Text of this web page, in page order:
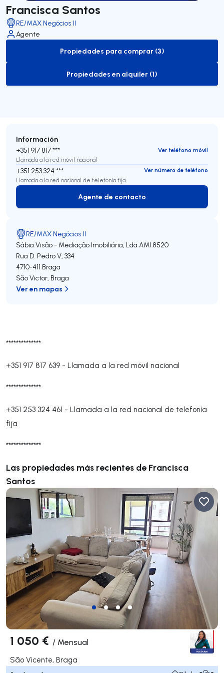
Francisca Santos
RE/MAX Negócios II
Agente
to-buy-listing
Propiedades para comprar (3)
to-rent-listing
Propiedades en alquiler (1)
**************
+351 917 817 639 - Llamada a la red móvil nacional
**************
+351 253 324 461 - Llamada a la red nacional de telefonía
fija
**************
Las propiedades más recientes de Francisca
Santos
1 050 € / Mensual
São Vicente, Braga
Información
+351 917 817 ***
Ver teléfono móvil
Llamada a la red móvil nacional
+351 253 324 ***
Ver número de teléfono
Llamada a la red nacional de telefonía fija
Agente de contacto
Agente de contacto
RE/MAX Negócios II
Sábia Visão - Mediação Imobiliária, Lda AMI 8520
Rua D. Pedro V, 334
4710-411 Braga
São Victor, Braga
Ver en mapas